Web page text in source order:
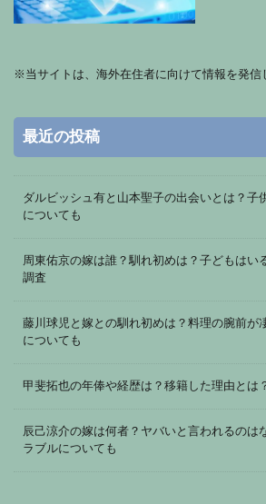
※ 当サイトは、海外在住者に向けて情報を発信
最近の投稿
ダルビッシュ有と山本聖子の出会いとは？子
についても
周東佑京の嫁は誰？馴れ初めは？子どもはい
調査
藤川球児と嫁との馴れ初めは？料理の腕前が
についても
甲斐拓也の年俸や経歴は？移籍した理由とは
辰己涼介の嫁は何者？ヤバいと言われるのは
ラブルについても